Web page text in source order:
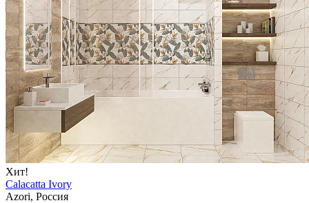
Хит!
Calacatta Ivory
Azori, Россия